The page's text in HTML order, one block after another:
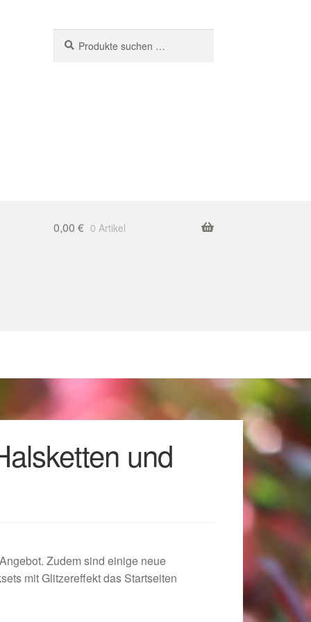
nach:
0,00 € 0 Artikel
und
Zudem sind einige neue
mit Glitzereffekt das Startseiten